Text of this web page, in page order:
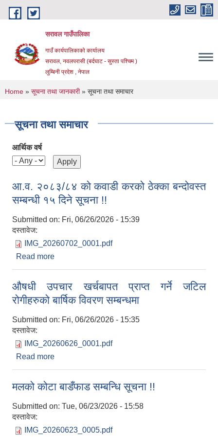
Skip to main content
सरावल गाउँपालिका
गाउँ कार्यपालिकाको कार्यालय
सरावल, नवलपरासी (बर्दघाट - सुस्ता पश्चिम )
लुम्बिनी प्रदेश , नेपाल
You are here
Home » सूचना तथा जानकारी» सूचना तथा समाचार
सूचना तथा समाचार
आर्थिक वर्ष
आ.व. २०८३/८४ को कवाडी करको ठेक्का बन्दोवस्त
सम्बन्धी १५ दिने सूचना !!
Submitted on: Fri, 06/26/2026 - 15:39
दस्तावेज:
IMG_20260702_0001.pdf
Read more
औषधी उपचार खर्चबापत प्राप्त गर्ने जटिल
रोगीहरुको बार्षिक विवरण सम्बन्धमा
Submitted on: Fri, 06/26/2026 - 15:35
दस्तावेज:
IMG_20260626_0001.pdf
Read more
मलको कोटा बाडँफाड सम्बन्धि सूचना !!
Submitted on: Tue, 06/23/2026 - 15:58
दस्तावेज:
IMG_20260623_0005.pdf